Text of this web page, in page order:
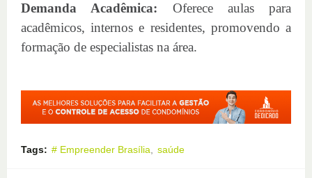
Demanda Acadêmica: Oferece aulas para
acadêmicos, internos e residentes, promovendo a
formação de especialistas na área.
Tags: # Empreender Brasília saúde